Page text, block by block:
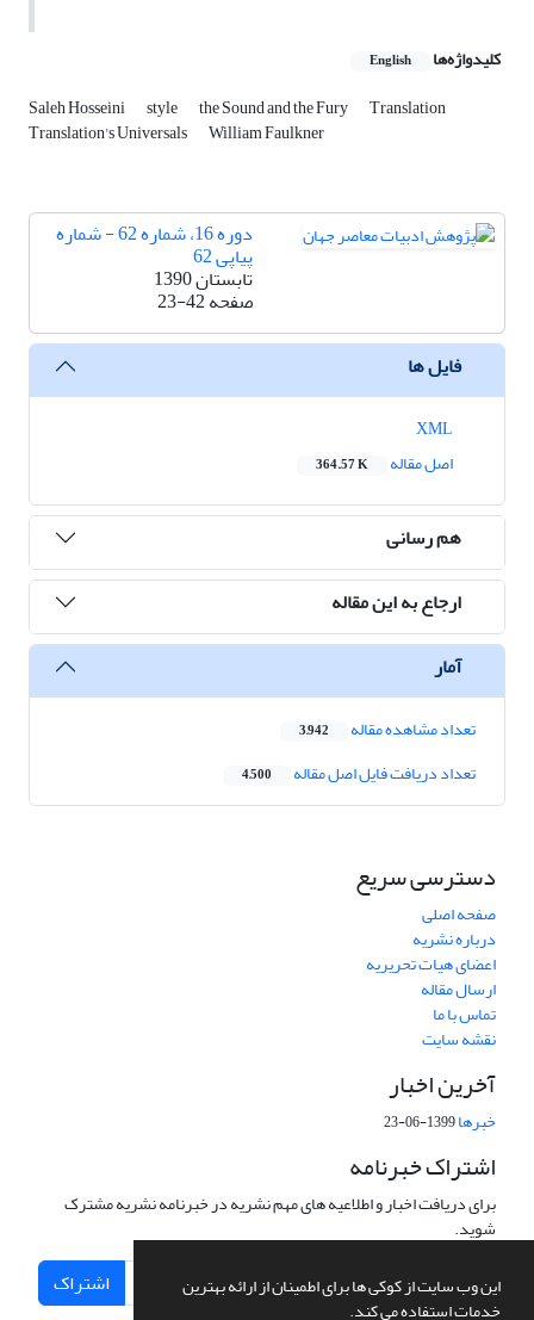
این وب سایت از کوکی ها برای اطمینان از ارائه بهترین
خدمات استفاده می کند.
کلیدواژه‌ها English
Saleh Hosseini style the Sound and the Fury Translation
Translation's Universals William Faulkner
دوره 16، شماره 62 - شماره
پیاپی 62
تابستان 1390
صفحه23-42
فایل ها
اصل مقاله
364.57 K
هم رسانی
ارجاع به این مقاله
آمار
تعداد مشاهده مقاله 3,942
تعداد دریافت فایل اصل مقاله 4,500
دسترسی سریع
صفحه اصلی
درباره نشریه
اعضای هیات تحریریه
ارسال مقاله
تماس با ما
نقشه سایت
آخرین اخبار
خبرها1399-06-23
اشتراک خبرنامه
برای دریافت اخبار و اطلاعیه های مهم نشریه در خبرنامه نشریه مشترک
شوید.
اشتراک